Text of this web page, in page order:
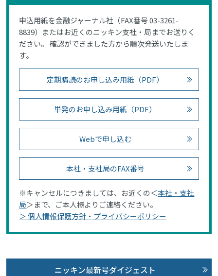
申込用紙を金融ジャーナル社（FAX番号 03-3261-
8839）またはお近くのニッキン支社・局までお送りく
ださい。 確認ができました方から順次発送いたしま
す。
定期購読のお申し込み用紙（PDF）
単発のお申し込み用紙（PDF）
Webで申し込む
本社・支社局のFAX番号
※キャンセルにつきましては、お近くの＜本社・支社
局＞まで、ご本人様よりご連絡ください。
＞ 個人情報保護方針・プライバシーポリシー
ニッキン最新号ダイジェスト